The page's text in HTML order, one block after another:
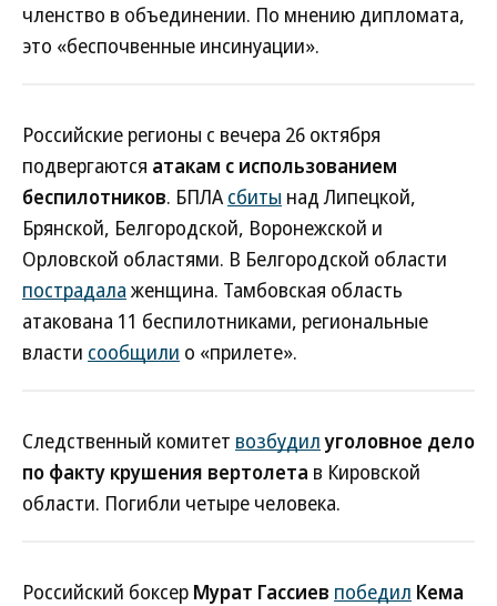
членство в объединении. По мнению дипломата,
это «беспочвенные инсинуации».
Российские регионы с вечера 26 октября
подвергаются атакам с использованием
беспилотников. БПЛА сбиты над Липецкой,
Брянской, Белгородской, Воронежской и
Орловской областями. В Белгородской области
пострадала женщина. Тамбовская область
атакована 11 беспилотниками, региональные
власти сообщили о «прилете».
Следственный комитет возбудил уголовное дело
по факту крушения вертолета в Кировской
области. Погибли четыре человека.
Российский боксер Мурат Гассиев победил Кема